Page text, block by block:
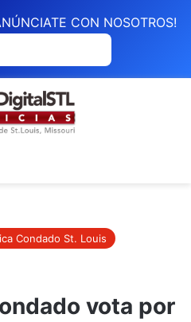
CON NOSOTROS!
Condado St. Louis
vota por